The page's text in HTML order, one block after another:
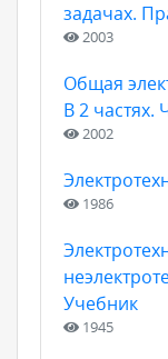
задачах.
2003
Общая
В 2 частях.
2002
1986
Учебник
1945